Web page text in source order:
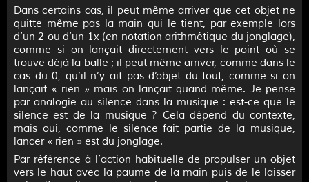
Dans certains cas, il peut même arriver que cet objet ne
quitte même pas la main qui le tient, par exemple lors
d’un 2 ou d’un 1x (en notation arithmétique du jonglage),
comme si on lançait directement vers le point où se
trouve déjà la balle ; il peut même arriver, comme dans le
cas du 0, qu’il n’y ait pas d’objet du tout, comme si on
lançait « rien » mais on lançait quand même. Je pense
par analogie au silence dans la musique : est-ce que le
silence est de la musique ? Cela dépend du contexte,
mais oui, comme le silence fait partie de la musique,
lancer « rien » est du jonglage.
Par référence à l’action habituelle de propulser un objet
vers le haut avec la paume de la main puis de le laisser